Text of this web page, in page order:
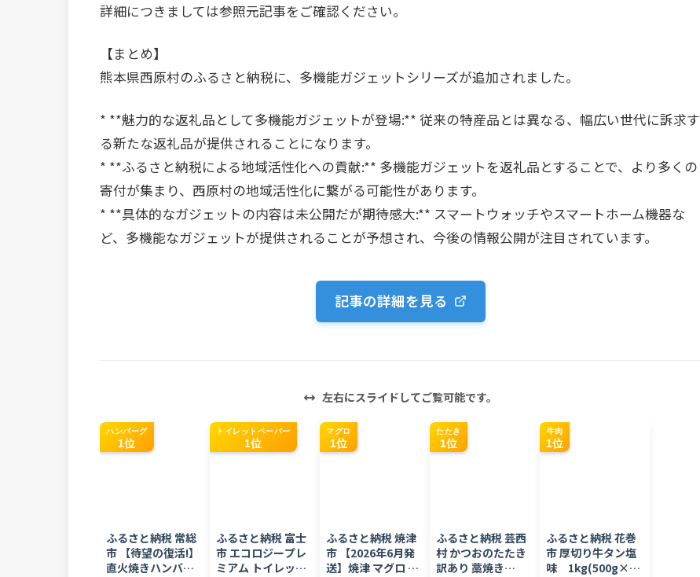
詳細につきましては参照元記事をご確認ください。
【まとめ】
熊本県西原村のふるさと納税に、多機能ガジェットシリーズが追加されました。
* **魅力的な返礼品として多機能ガジェットが登場:** 従来の特産品とは異なる、幅広い世代に訴求す
る新たな返礼品が提供されることになります。
* **ふるさと納税による地域活性化への貢献:** 多機能ガジェットを返礼品とすることで、より多くの
寄付が集まり、西原村の地域活性化に繋がる可能性があります。
* **具体的なガジェットの内容は未公開だが期待感大:** スマートウォッチやスマートホーム機器な
ど、多機能なガジェットが提供されることが予想され、今後の情報公開が注目されています。
記事の詳細を見る
左右にスライドしてご覧可能です。
ハンバーグ
1位
ふるさと納税 常総
市 【待望の復活!】
直火焼きハンバー
トイレットペーパー
1位
ふるさと納税 富士
市 エコロジープレ
ミアム トイレット
マグロ
1位
ふるさと納税 焼津
市 【2026年6月発
送】焼津 マグロ ネ
たたき
1位
ふるさと納税 芸西
村 かつおのたたき
訳あり 藁焼き
牛肉
1位
ふるさと納税 花巻
市 厚切り牛タン塩
味 1kg(500g×2